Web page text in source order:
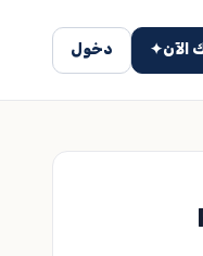
الآن✦ دخول